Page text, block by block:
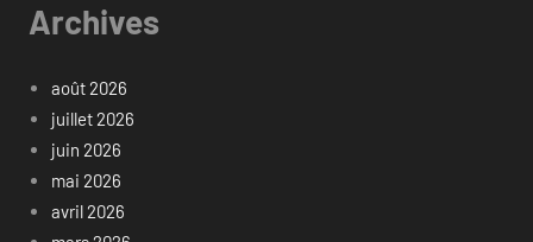
Archives
août 2026
juillet 2026
juin 2026
mai 2026
avril 2026